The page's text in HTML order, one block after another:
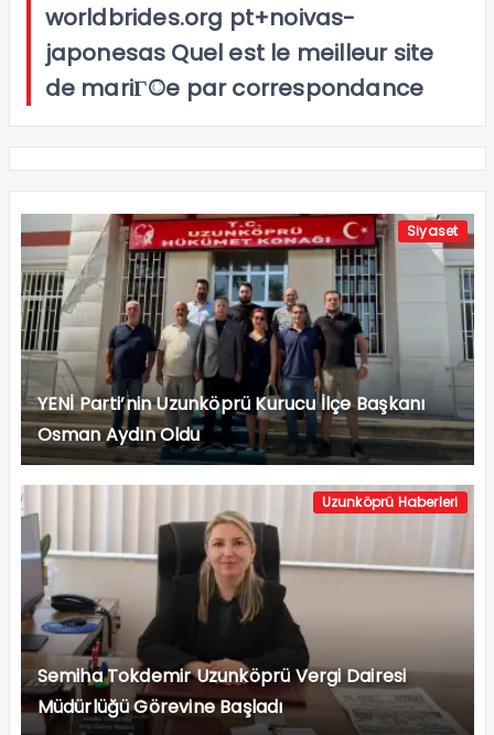
worldbrides.org pt+noivas-
japonesas Quel est le meilleur site
de mariГ©e par correspondance
Siyaset
YENİ Parti’nin Uzunköprü Kurucu İlçe Başkanı
Osman Aydın Oldu
Uzunköprü Haberleri
Semiha Tokdemir Uzunköprü Vergi Dairesi
Müdürlüğü Görevine Başladı